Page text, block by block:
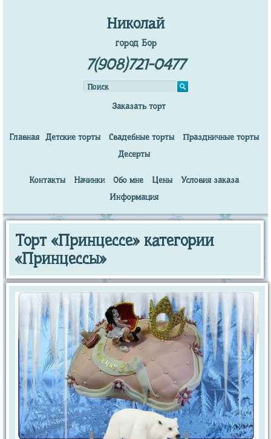
Николай
город Бор
7(908)721-0477
Заказать торт
Главная Детские торты Свадебные торты
Праздничные торты
Десерты
Контакты Начинки Обо мне Цены
Условия заказа
Информация
Торт «Принцессе» категории
«Принцессы»